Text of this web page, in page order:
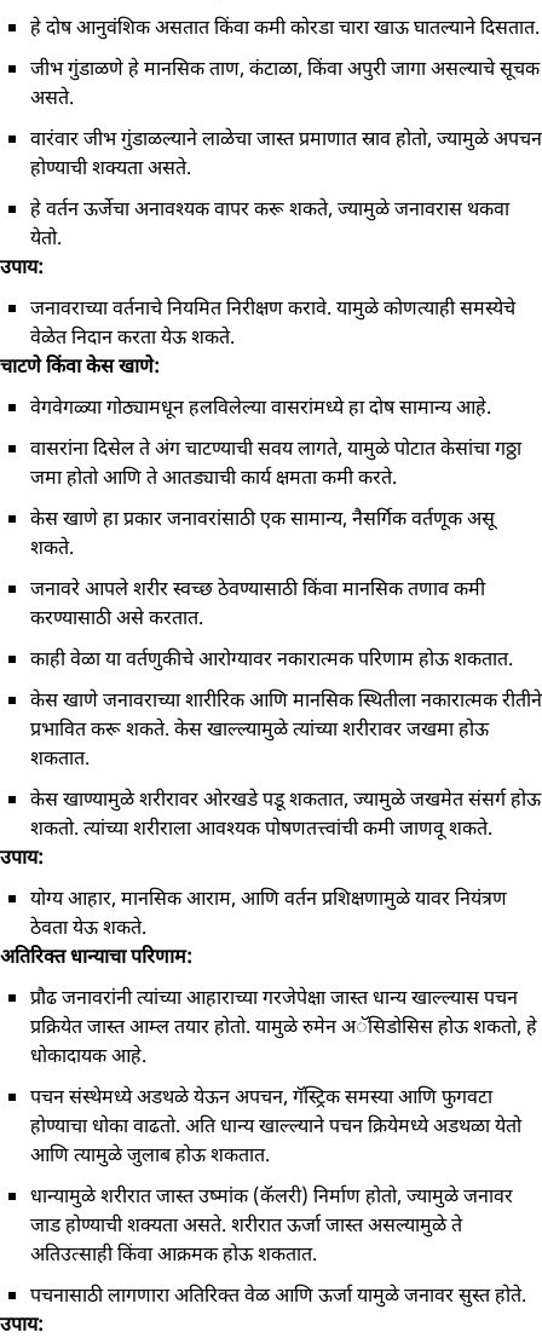
हे दोष आनुवंशिक असतात किंवा कमी कोरडा चारा खाऊ घातल्याने दिसतात.
जीभ गुंडाळणे हे मानसिक ताण, कंटाळा, किंवा अपुरी जागा असल्याचे सूचक
असते.
वारंवार जीभ गुंडाळल्याने लाळेचा जास्त प्रमाणात स्राव होतो, ज्यामुळे अपचन
होण्याची शक्यता असते.
हे वर्तन ऊर्जेचा अनावश्यक वापर करू शकते, ज्यामुळे जनावरास थकवा
येतो.
उपाय:
जनावराच्या वर्तनाचे नियमित निरीक्षण करावे. यामुळे कोणत्याही समस्येचे
वेळेत निदान करता येऊ शकते.
चाटणे किंवा केस खाणे:
वेगवेगळ्या गोठ्यामधून हलविलेल्या वासरांमध्ये हा दोष सामान्य आहे.
वासरांना दिसेल ते अंग चाटण्याची सवय लागते, यामुळे पोटात केसांचा गठ्ठा
जमा होतो आणि ते आतड्याची कार्य क्षमता कमी करते.
केस खाणे हा प्रकार जनावरांसाठी एक सामान्य, नैसर्गिक वर्तणूक असू
शकते.
जनावरे आपले शरीर स्वच्छ ठेवण्यासाठी किंवा मानसिक तणाव कमी
करण्यासाठी असे करतात.
काही वेळा या वर्तणुकीचे आरोग्यावर नकारात्मक परिणाम होऊ शकतात.
केस खाणे जनावराच्या शारीरिक आणि मानसिक स्थितीला नकारात्मक रीतीने
प्रभावित करू शकते. केस खाल्ल्यामुळे त्यांच्या शरीरावर जखमा होऊ
शकतात.
केस खाण्यामुळे शरीरावर ओरखडे पडू शकतात, ज्यामुळे जखमेत संसर्ग होऊ
शकतो. त्यांच्या शरीराला आवश्यक पोषणतत्त्वांची कमी जाणवू शकते.
उपाय:
योग्य आहार, मानसिक आराम, आणि वर्तन प्रशिक्षणामुळे यावर नियंत्रण
ठेवता येऊ शकते.
अतिरिक्त धान्याचा परिणाम:
प्रौढ जनावरांनी त्यांच्या आहाराच्या गरजेपेक्षा जास्त धान्य खाल्ल्यास पचन
प्रक्रियेत जास्त आम्ल तयार होतो. यामुळे रुमेन अॅसिडोसिस होऊ शकतो, हे
धोकादायक आहे.
पचन संस्थेमध्ये अडथळे येऊन अपचन, गॅस्ट्रिक समस्या आणि फुगवटा
होण्याचा धोका वाढतो. अति धान्य खाल्ल्याने पचन क्रियेमध्ये अडथळा येतो
आणि त्यामुळे जुलाब होऊ शकतात.
धान्यामुळे शरीरात जास्त उष्मांक (कॅलरी) निर्माण होतो, ज्यामुळे जनावर
जाड होण्याची शक्यता असते. शरीरात ऊर्जा जास्त असल्यामुळे ते
अतिउत्साही किंवा आक्रमक होऊ शकतात.
पचनासाठी लागणारा अतिरिक्त वेळ आणि ऊर्जा यामुळे जनावर सुस्त होते.
उपाय: